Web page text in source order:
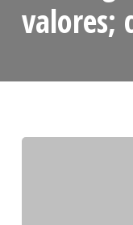
valores;